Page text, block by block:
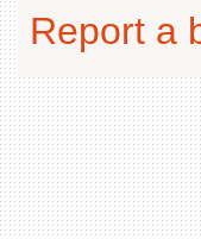
Report a